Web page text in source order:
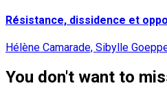
Résistance, dissidence et
Hélène Camarade, Sibylle
You don't want to